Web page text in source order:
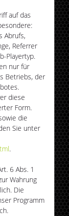
auf das
Abrufs,
Referrer
Playertyp.
nur für
Betriebs, der
diese
Form.
die
Sie unter
.
6 Abs. 1
Wahrung
Die
Programm